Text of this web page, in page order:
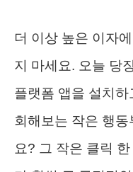
더 이상 높은 이자
지 마세요. 오늘 당
플랫폼 앱을 설치
회해보는 작은 행
요? 그 작은 클릭